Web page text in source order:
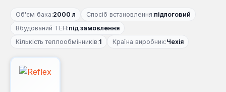
Об'єм бака:2000 л Спосіб встановлення:підлоговий
Вбудований ТЕН:під замовлення
Кількість теплообмінників:1 Країна виробник:Чехія